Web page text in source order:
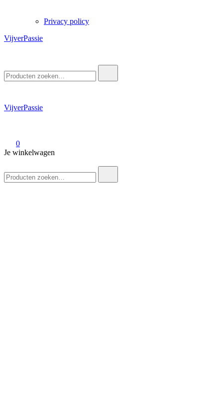
Privacy policy
VijverPassie
naar:
VijverPassie
0
Je winkelwagen
naar: